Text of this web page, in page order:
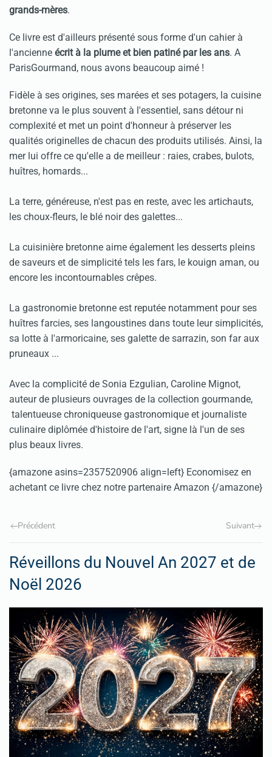
grands-mères.
Ce livre est d'ailleurs présenté sous forme d'un cahier à
l'ancienne écrit à la plume et bien patiné par les ans. A
ParisGourmand, nous avons beaucoup aimé !
Fidèle à ses ori­gi­nes, ses marées et ses pota­gers, la cui­sine
bre­tonne va le plus souvent à l'essen­tiel, sans détour ni
com­plexité et met un point d'hon­neur à préserver les
qualités ori­gi­nel­les de chacun des pro­duits utilisés. Ainsi, la
mer lui offre ce qu'elle a de meilleur : raies, crabes, bulots,
huîtres, homards...
La terre, généreuse, n'est pas en reste, avec les arti­chauts,
les choux-fleurs, le blé noir des galet­tes...
La cui­sinière bre­tonne aime égale­ment les des­serts pleins
de saveurs et de sim­pli­cité tels les fars, le kouign aman, ou
encore les incontour­na­bles crêpes.
La gas­tro­no­mie bre­tonne est reputée notam­ment pour ses
huîtres far­cies, ses langoustines dans toute leur sim­plicités,
sa lotte à l'armo­ri­caine, ses galette de sarrazin, son far aux
pru­neaux ...
Avec la complicité de Sonia Ezgulian, Caroline Mignot,
auteur de plusieurs ouvrages de la col­lec­tion gour­mande,
talentueuse chroniqueuse gas­tro­no­mi­que et jour­na­liste
culi­naire diplô­mée d'his­toire de l'art, signe là l'un de ses
plus beaux livres.
{amazone asins=2357520906 align=left} Economisez en
achetant ce livre chez notre partenaire Amazon {/amazone}
Précédent Suivant
Réveillons du Nouvel An 2027 et de
Noël 2026